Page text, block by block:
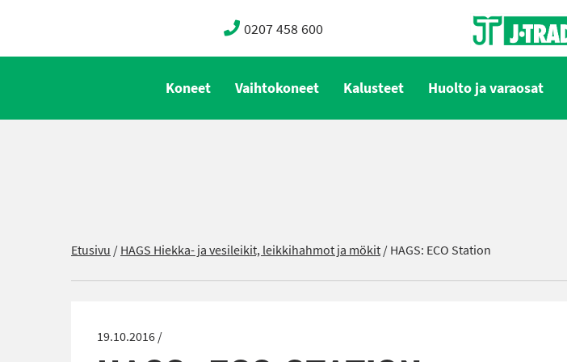
0207 458 600
Koneet Vaihtokoneet Kalusteet Huolto ja varaosat
Etusivu /HAGS Hiekka- ja vesileikit, leikkihahmot ja mökit/HAGS: ECO Station
19.10.2016 /